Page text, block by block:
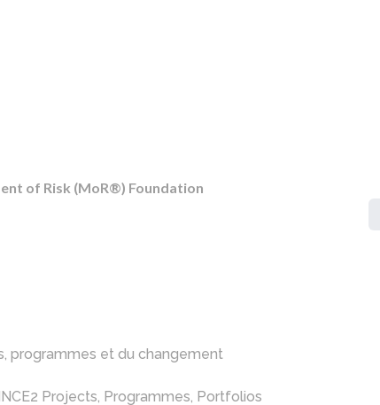
of Risk (MoR®) Foundation
programmes et du changement
Projects, Programmes, Portfolios